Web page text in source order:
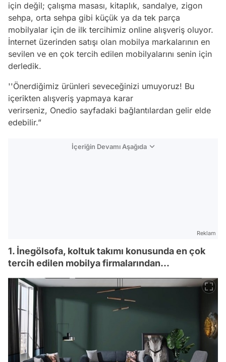
için değil; çalışma masası, kitaplık, sandalye, zigon
sehpa, orta sehpa gibi küçük ya da tek parça
mobilyalar için de ilk tercihimiz online alışveriş oluyor.
İnternet üzerinden satışı olan mobilya markalarının en
sevilen ve en çok tercih edilen mobilyalarını senin için
derledik.
''Önerdiğimiz ürünleri seveceğinizi umuyoruz! Bu
içerikten alışveriş yapmaya karar
verirseniz, Onedio sayfadaki bağlantılardan gelir elde
edebilir.”
İçeriğin Devamı Aşağıda
Reklam
1. İnegölsofa, koltuk takımı konusunda en çok
tercih edilen mobilya firmalarından...